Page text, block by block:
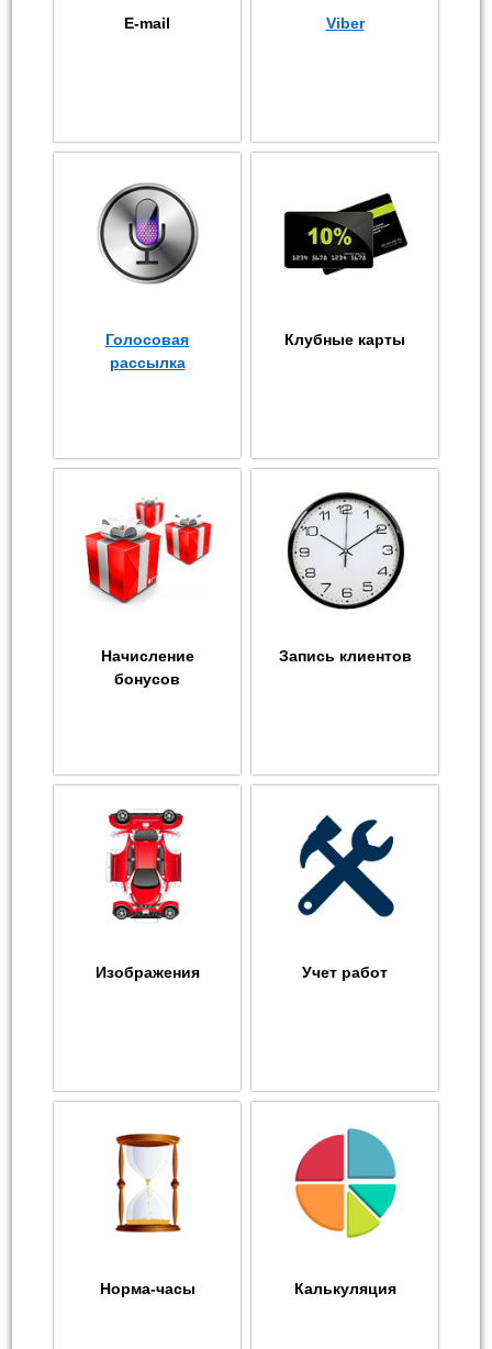
E-mail Viber
Голосовая
рассылка
Клубные карты
Начисление
бонусов
Запись клиентов
Изображения Учет работ
Норма-часы Калькуляция